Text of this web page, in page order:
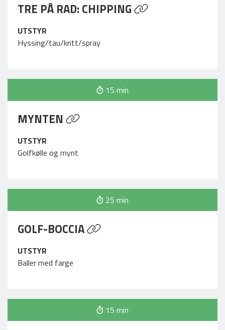
TRE PÅ RAD: CHIPPING
UTSTYR
Hyssing/tau/kritt/spray
15 min
MYNTEN
UTSTYR
Golfkølle og mynt
25 min
GOLF-BOCCIA
UTSTYR
Baller med farge
15 min